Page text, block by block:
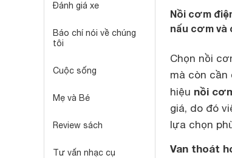
Đánh giá xe
Báo chí nói về chúng
tôi
Cuộc sống
Mẹ và Bé
Review sách
Tư vấn nhạc cụ
Nồi cơm
nấu cơm và
Chọn nồi
mà còn
hiệu nồi
giá, do đó
lựa chọn
Van thoát